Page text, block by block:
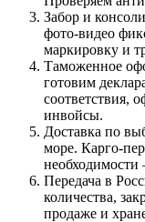
Забор и
фото‑видео
маркировку и
Таможенное
готовим
соответствия,
инвойсы.
Доставка по
море.
Передача в
количества,
продаже и